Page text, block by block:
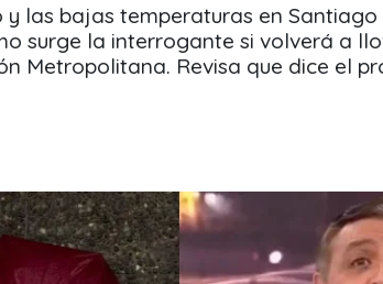
las bajas temperaturas en
surge la interrogante si volverá a
Metropolitana. Revisa que dice el